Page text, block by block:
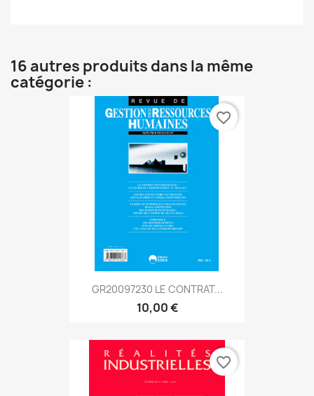
16 autres produits dans la même
catégorie :
GR20097230 LE CONTRAT...
10,00 €
favorite_border
favorite_border